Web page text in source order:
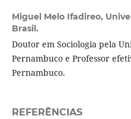
Miguel Melo Ifadireo,
Brasil.
Doutor em Sociologia pela
Pernambuco e Professor
Pernambuco.
REFERÊNCIAS